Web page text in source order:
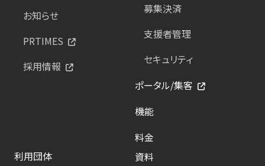
お知らせ
PRTIMES
採用情報
募集決済
支援者管理
セキュリティ
ポータル/集客
機能
料金
利用団体
資料